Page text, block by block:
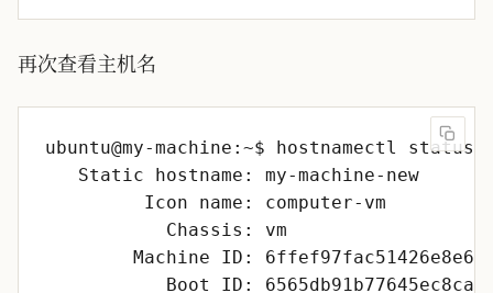
再次查看主机名